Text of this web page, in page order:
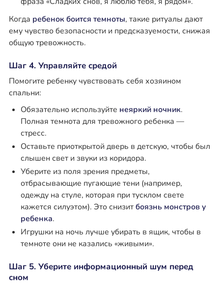
Когда ребенок боится темноты, такие ритуалы дают
ему чувство безопасности и предсказуемости, снижая
общую тревожность.
Шаг 4. Управляйте средой
Помогите ребенку чувствовать себя хозяином
спальни:
Обязательно используйте неяркий ночник.
Полная темнота для тревожного ребенка —
стресс.
Оставьте приоткрытой дверь в детскую, чтобы был
слышен свет и звуки из коридора.
Уберите из поля зрения предметы,
отбрасывающие пугающие тени (например,
одежду на стуле, которая при тусклом свете
кажется силуэтом). Это снизитбоязнь монстров у
ребенка.
Игрушки на ночь лучше убирать в ящик, чтобы в
темноте они не казались «живыми».
Шаг 5. Уберите информационный шум перед
сном